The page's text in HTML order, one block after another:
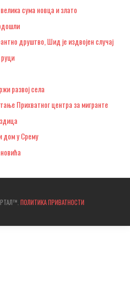
сума новца и злато
друштво, Шид је издвојен случај
развој села
Прихватног центра за мигранте
дом у Срему
ПОЛИТИКА ПРИВАТНОСТИ